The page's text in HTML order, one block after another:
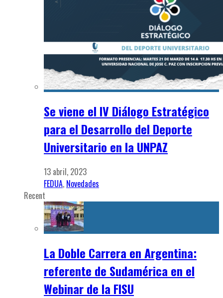
Se viene el IV Diálogo Estratégico
para el Desarrollo del Deporte
Universitario en la UNPAZ
13 abril, 2023
FEDUA, Novedades
Recent
La Doble Carrera en Argentina:
referente de Sudamérica en el
Webinar de la FISU